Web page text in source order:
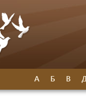
А Б В Д